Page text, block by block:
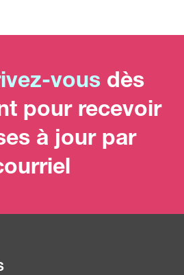
vous dès
pour recevoir
à jour par